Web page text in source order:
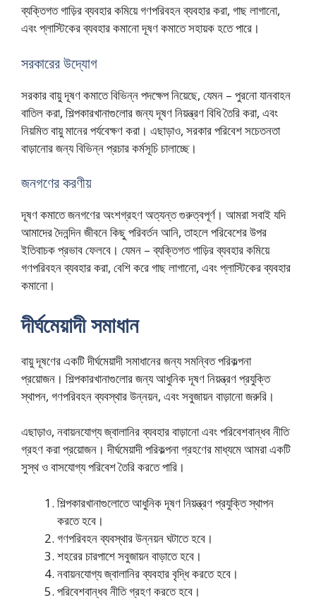
ব্যক্তিগত গাড়ির ব্যবহার কমিয়ে গণপরিবহন ব্যবহার করা, গাছ লাগানো,
এবং প্লাস্টিকের ব্যবহার কমানো দূষণ কমাতে সহায়ক হতে পারে।
সরকারের উদ্যোগ
সরকার বায়ু দূষণ কমাতে বিভিন্ন পদক্ষেপ নিয়েছে, যেমন – পুরনো যানবাহন
বাতিল করা, শিল্পকারখানাগুলোর জন্য দূষণ নিয়ন্ত্রণ বিধি তৈরি করা, এবং
নিয়মিত বায়ু মানের পর্যবেক্ষণ করা। এছাড়াও, সরকার পরিবেশ সচেতনতা
বাড়ানোর জন্য বিভিন্ন প্রচার কর্মসূচি চালাচ্ছে।
জনগণের করণীয়
দূষণ কমাতে জনগণের অংশগ্রহণ অত্যন্ত গুরুত্বপূর্ণ। আমরা সবাই যদি
আমাদের দৈনন্দিন জীবনে কিছু পরিবর্তন আনি, তাহলে পরিবেশের উপর
ইতিবাচক প্রভাব ফেলবে। যেমন – ব্যক্তিগত গাড়ির ব্যবহার কমিয়ে
গণপরিবহন ব্যবহার করা, বেশি করে গাছ লাগানো, এবং প্লাস্টিকের ব্যবহার
কমানো।
দীর্ঘমেয়াদী সমাধান
বায়ু দূষণের একটি দীর্ঘমেয়াদী সমাধানের জন্য সমন্বিত পরিকল্পনা
প্রয়োজন। শিল্পকারখানাগুলোর জন্য আধুনিক দূষণ নিয়ন্ত্রণ প্রযুক্তি
স্থাপন, গণপরিবহন ব্যবস্থার উন্নয়ন, এবং সবুজায়ন বাড়ানো জরুরি।
এছাড়াও, নবায়নযোগ্য জ্বালানির ব্যবহার বাড়ানো এবং পরিবেশবান্ধব নীতি
গ্রহণ করা প্রয়োজন। দীর্ঘমেয়াদী পরিকল্পনা গ্রহণের মাধ্যমে আমরা একটি
সুস্থ ও বাসযোগ্য পরিবেশ তৈরি করতে পারি।
শিল্পকারখানাগুলোতে আধুনিক দূষণ নিয়ন্ত্রণ প্রযুক্তি স্থাপন
করতে হবে।
গণপরিবহন ব্যবস্থার উন্নয়ন ঘটাতে হবে।
শহরের চারপাশে সবুজায়ন বাড়াতে হবে।
নবায়নযোগ্য জ্বালানির ব্যবহার বৃদ্ধি করতে হবে।
পরিবেশবান্ধব নীতি গ্রহণ করতে হবে।